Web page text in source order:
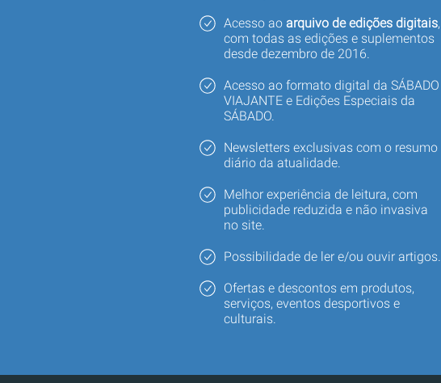
Acesso ao arquivo de edições digitais,
com todas as edições e suplementos
desde dezembro de 2016.
Acesso ao formato digital da SÁBADO
VIAJANTE e Edições Especiais da
SÁBADO.
Newsletters exclusivas com o resumo
diário da atualidade.
Melhor experiência de leitura, com
publicidade reduzida e não invasiva
no site.
Possibilidade de ler e/ou ouvir artigos.
Ofertas e descontos em produtos,
serviços, eventos desportivos e
culturais.